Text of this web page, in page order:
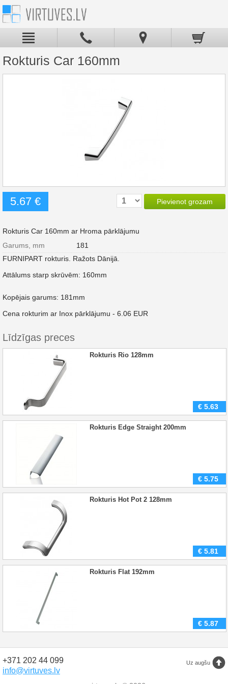
Rokturis Car 160mm
5.67 € Pievienot grozam
Rokturis Car 160mm ar Hroma pārklājumu
Garums, mm
181
FURNIPART rokturis. Ražots Dānijā.
Attālums starp skrūvēm: 160mm
Kopējais garums: 181mm
Cena rokturim ar Inox pārklājumu - 6.06 EUR
Līdzīgas preces
Rokturis Rio 128mm
€ 5.63
Rokturis Edge Straight 200mm
€ 5.75
Rokturis Hot Pot 2 128mm
€ 5.81
Rokturis Flat 192mm
€ 5.87
Uz augšu
+371 202 44 099
info@virtuves.lv